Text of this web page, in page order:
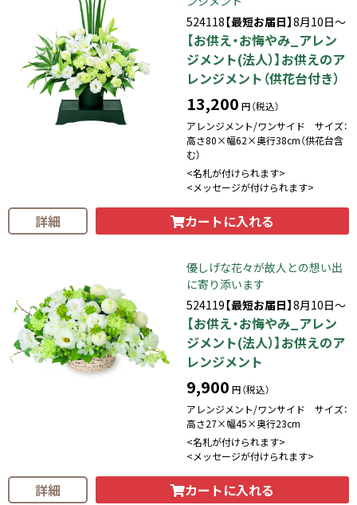
524118【最短お届日】8月10日～
【お供え・お悔やみ_アレン
ジメント(法人）】お供えのア
レンジメント（供花台付き）
13,200 円（税込）
アレンジメント/ワンサイド サイズ：
高さ80×幅62×奥行38cm（供花台含
む）
<名札が付けられます>
<メッセージが付けられます>
詳細 カートに入れる
優しげな花々が故人との想い出
に寄り添います
524119【最短お届日】8月10日～
【お供え・お悔やみ_アレン
ジメント(法人）】お供えのア
レンジメント
9,900 円（税込）
アレンジメント/ワンサイド サイズ：
高さ27×幅45×奥行23cm
<名札が付けられます>
<メッセージが付けられます>
詳細 カートに入れる